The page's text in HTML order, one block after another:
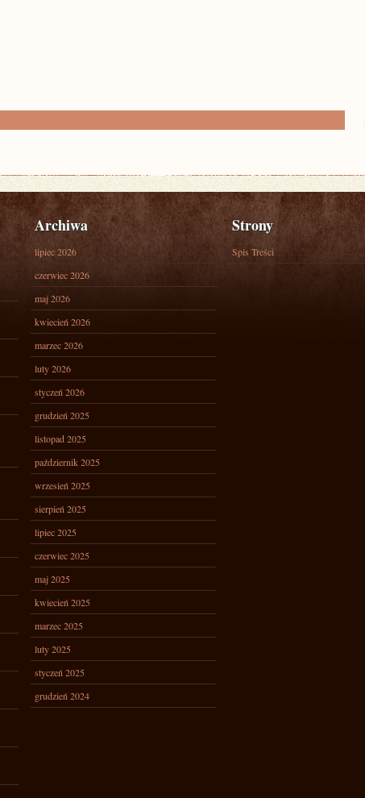
Archiwa
lipiec 2026
czerwiec 2026
maj 2026
kwiecień 2026
marzec 2026
luty 2026
styczeń 2026
grudzień 2025
listopad 2025
październik 2025
wrzesień 2025
sierpień 2025
lipiec 2025
czerwiec 2025
maj 2025
kwiecień 2025
marzec 2025
luty 2025
styczeń 2025
grudzień 2024
Strony
Spis Treści